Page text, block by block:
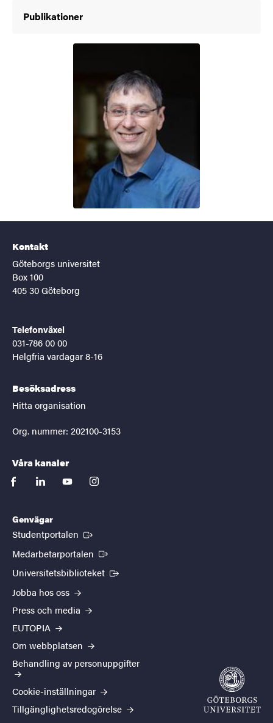
Publikationer
Kontakt
Göteborgs universitet
Box 100
405 30 Göteborg
Telefonväxel
031-786 00 00
Helgfria vardagar 8-16
Besöksadress
Hitta organisation
Org. nummer: 202100-3153
Våra kanaler
facebooklinkedinyoutubeinstagram
Genvägar
Studentportalen (Extern länk)
Medarbetarportalen (Extern länk)
Universitetsbiblioteket (Extern länk)
Jobba hos oss
Press och media
EUTOPIA
Om webbplatsen
Behandling av personuppgifter
Cookie-inställningar
Tillgänglighetsredogörelse